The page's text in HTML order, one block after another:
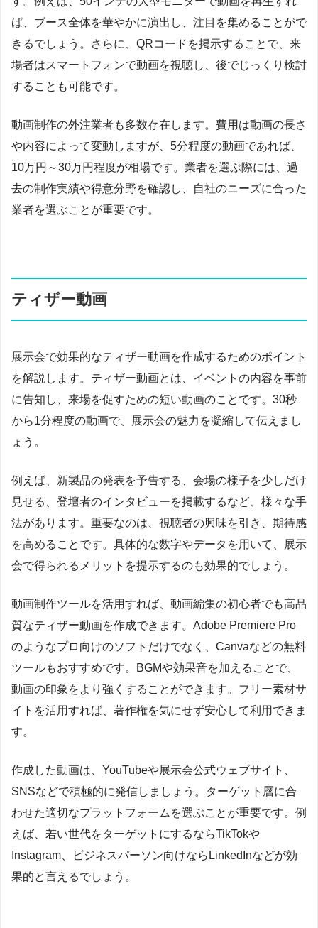
ば、ブース全体を華やかに演出し、注目を集めることがで
きるでしょう。さらに、QRコードを掲示することで、来
場者はスマートフォンで動画を視聴し、後でじっくり検討
することも可能です。
動画制作の外注業者も多数存在します。費用は動画の長さ
や内容によって変動しますが、5分程度の動画であれば、
10万円～30万円程度が相場です。業者を選ぶ際には、過
去の制作実績や得意分野を確認し、自社のニーズに合った
業者を選ぶことが重要です。
ティザー動画
展示会で効果的なティザー動画を作成するためのポイント
を解説します。ティザー動画とは、イベントの内容を事前
に告知し、来場を促すための短い動画のことです。30秒
から1分程度の動画で、展示会の魅力を凝縮して伝えまし
ょう。
例えば、新製品の発表を予告する、会場の様子を少しだけ
見せる、登壇者のインタビューを掲載するなど、様々な手
法があります。重要なのは、視聴者の興味を引き、期待感
を高めることです。具体的な数字やデータを用いて、展示
会で得られるメリットを提示するのも効果的でしょう。
動画制作ツールを活用すれば、動画編集の初心者でも高品
質なティザー動画を作成できます。Adobe Premiere Pro
のようなプロ向けのソフトだけでなく、Canvaなどの無料
ツールもおすすめです。BGMや効果音を加えることで、
動画の印象をより強くすることができます。フリー素材サ
イトを活用すれば、著作権を気にせず安心して利用できま
す。
作成した動画は、YouTubeや展示会公式ウェブサイト、
SNSなどで積極的に発信しましょう。ターゲット層に合
わせた適切なプラットフォームを選ぶことが重要です。例
えば、若い世代をターゲットにするならTikTokや
Instagram、ビジネスパーソン向けならLinkedInなどが効
果的と言えるでしょう。